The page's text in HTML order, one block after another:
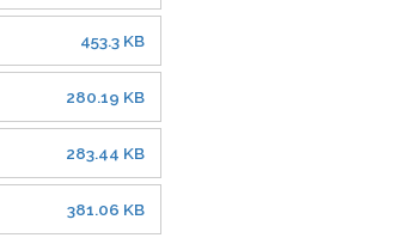
453.3 KB
280.19 KB
283.44 KB
381.06 KB